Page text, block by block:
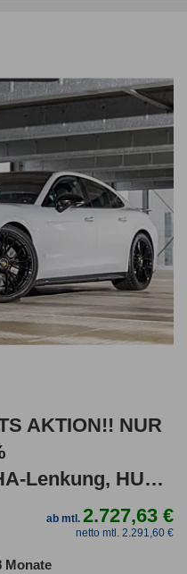
AKTION!! NUR
Lenkung, HUD,
ab mtl.2.727,63 €
netto mtl. 2.291,60 €
Monate